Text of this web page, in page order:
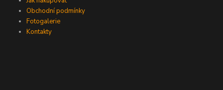
Obchodní podmínky
Fotogalerie
Kontakty